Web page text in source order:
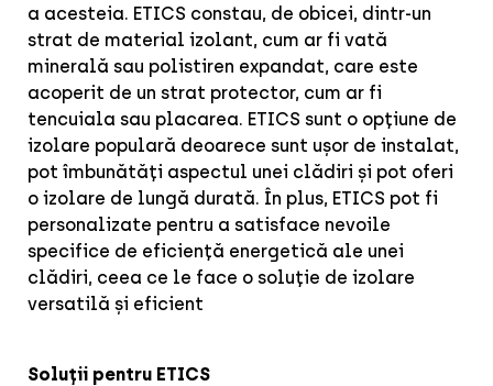
a acesteia. ETICS constau, de obicei, dintr-un
strat de material izolant, cum ar fi vată
minerală sau polistiren expandat, care este
acoperit de un strat protector, cum ar fi
tencuiala sau placarea. ETICS sunt o opțiune de
izolare populară deoarece sunt ușor de instalat,
pot îmbunătăți aspectul unei clădiri și pot oferi
o izolare de lungă durată. În plus, ETICS pot fi
personalizate pentru a satisface nevoile
specifice de eficiență energetică ale unei
clădiri, ceea ce le face o soluție de izolare
versatilă și eficient
Soluții pentru ETICS